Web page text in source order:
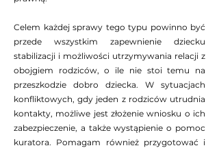
wsparcie prawnika, który zna
Malborku i Tczewie, potrafi
przygotować właściwe wnioski i
zadbać o pełną argumentację
prawną.
Celem każdej sprawy tego typu
powinno być przede wszystkim
zapewnienie dziecku stabilizacji i
możliwości utrzymywania relacji z
Celem każdej sprawy tego typu powinno być
przede wszystkim zapewnienie dziecku
stabilizacji i możliwości utrzymywania relacji z
obojgiem rodziców, o ile nie stoi temu na
przeszkodzie dobro dziecka. W sytuacjach
konfliktowych, gdy jeden z rodziców utrudnia
kontakty, możliwe jest złożenie wniosku o ich
zabezpieczenie, a także wystąpienie o pomoc
kuratora. Pomagam również przygotować i